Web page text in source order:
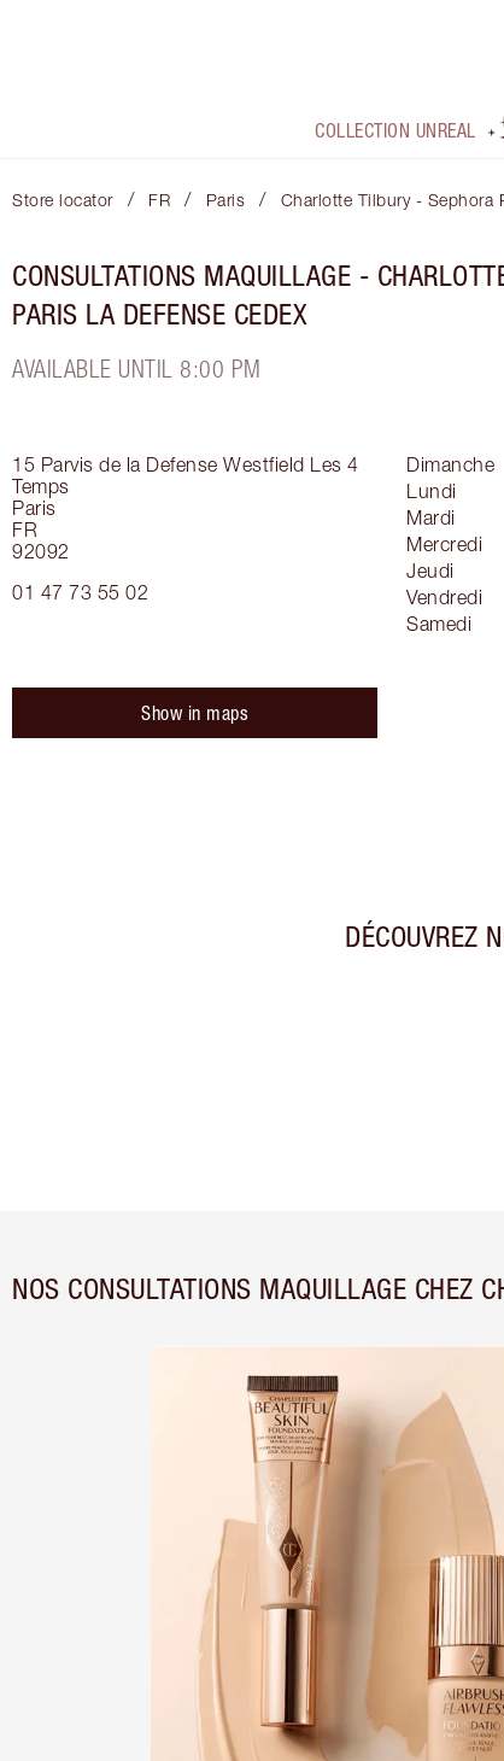
COLLECTION UNREAL
Store locator / FR / Paris / Charlotte Tilbury - Sephora
CONSULTATIONS MAQUILLAGE -
PARIS LA DEFENSE CEDEX
AVAILABLE UNTIL 8:00 PM
15 Parvis de la Defense Westfield Les 4
Temps
Paris
FR
92092
01 47 73 55 02
Dimanche
Lundi
Mardi
Mercredi
Jeudi
Vendredi
Samedi
Show in maps
DÉCOUVREZ
NOS CONSULTATIONS MAQUILLAGE CHEZ